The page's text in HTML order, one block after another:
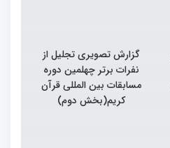
گزارش تصویری تجلیل از
نفرات برتر چهلمین دوره
مسابقات بین المللی قرآن
کریم(بخش دوم)